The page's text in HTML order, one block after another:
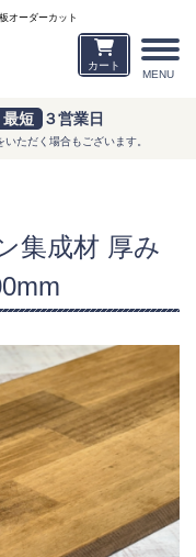
MENU
オーダーカット
カート
最短 ３営業日
ただく場合もございます。
集成材 厚み